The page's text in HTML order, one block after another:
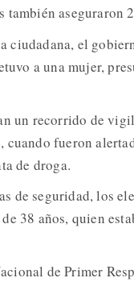
también aseguraron
ciudadana, el
a una mujer,
un recorrido de
fueron
de droga.
de seguridad, los
38 años, quien
de Primer